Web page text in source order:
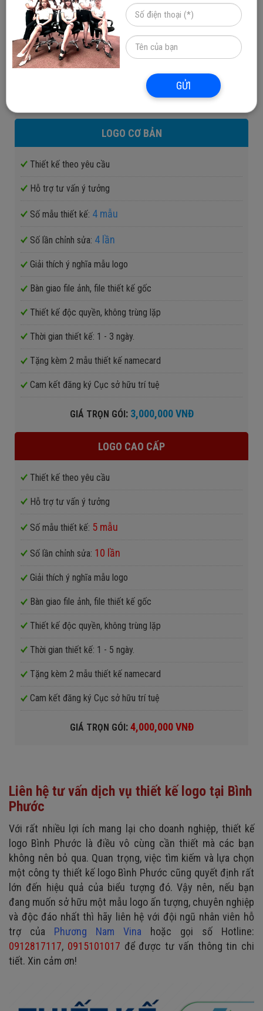
Thời gian thiết kế: 1 - 3 ngày.
Tặng kèm 2 mẫu thiết kế namecard
Cam kết đăng ký Cục sở hữu trí tuệ
1,200,000 VNĐ
LOGO CƠ BẢN
Thiết kế theo yêu cầu
Hỗ trợ tư vấn ý tưởng
Số mẫu thiết kế: 4 mẫu
Số lần chỉnh sửa: 4 lần
Giải thích ý nghĩa mẫu logo
Bàn giao file ảnh, file thiết kế gốc
Thiết kế độc quyền, không trùng lặp
Thời gian thiết kế: 1 - 3 ngày.
Tặng kèm 2 mẫu thiết kế namecard
Cam kết đăng ký Cục sở hữu trí tuệ
GIÁ TRỌN GÓI : 3,000,000 VNĐ
LOGO CAO CẤP
Thiết kế theo yêu cầu
Hỗ trợ tư vấn ý tưởng
Số mẫu thiết kế: 5 mẫu
Số lần chỉnh sửa: 10 lần
Giải thích ý nghĩa mẫu logo
Bàn giao file ảnh, file thiết kế gốc
Thiết kế độc quyền, không trùng lặp
Thời gian thiết kế: 1 - 5 ngày.
Tặng kèm 2 mẫu thiết kế namecard
Cam kết đăng ký Cục sở hữu trí tuệ
GIÁ TRỌN GÓI :4,000,000 VNĐ
Liên hệ tư vấn dịch vụ thiết kế logo tại Bình
Phước
Với rất nhiều lợi ích mang lại cho doanh nghiệp, thiết kế
logo Bình Phước là điều vô cùng cần thiết mà các bạn
không nên bỏ qua. Quan trọng, việc tìm kiếm và lựa chọn
một công ty thiết kế logo Bình Phước cũng quyết định rất
lớn đến hiệu quả của biểu tượng đó. Vậy nên, nếu bạn
đang muốn sở hữu một mẫu logo ấn tượng, chuyên nghiệp
và độc đáo nhất thì hãy liên hệ với đội ngũ nhân viên hỗ
trợ của Phương Nam Vina hoặc gọi số Hotline:
0912817117, 0915101017 để được tư vấn thông tin chi
tiết. Xin cảm ơn!
GỬI